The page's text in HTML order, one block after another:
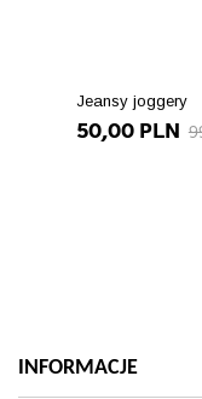
Jeansy joggery
50,00 PLN
INFORMACJE